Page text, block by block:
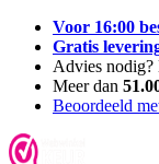
Voor 16:00
Gratis
Advies nodig?
Meer dan
Beoordeeld